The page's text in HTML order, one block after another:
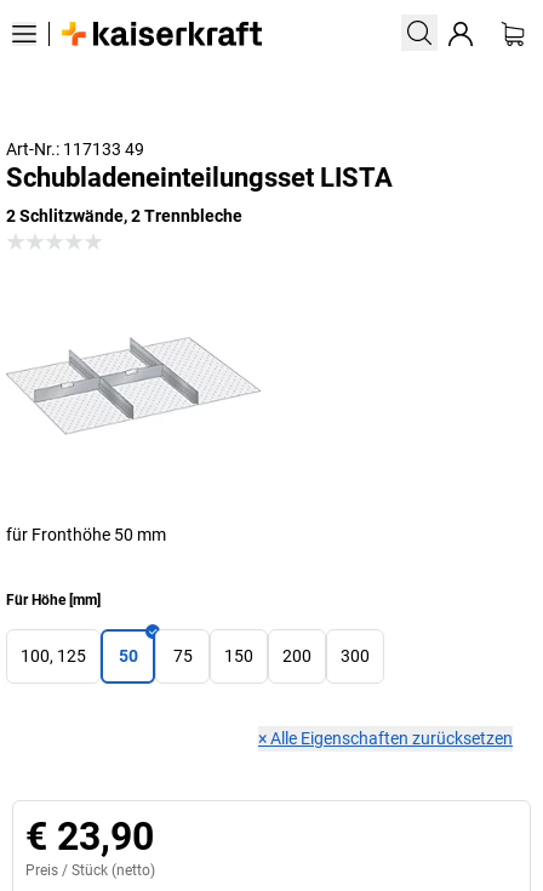
Art-Nr.: 117133 49
Schubladeneinteilungsset LISTA
2 Schlitzwände, 2 Trennbleche
für Fronthöhe 50 mm
Für Höhe[mm]
100, 125 50 75 150 200 300
×Alle Eigenschaften zurücksetzen
€ 23,90
Preis / Stück (netto)